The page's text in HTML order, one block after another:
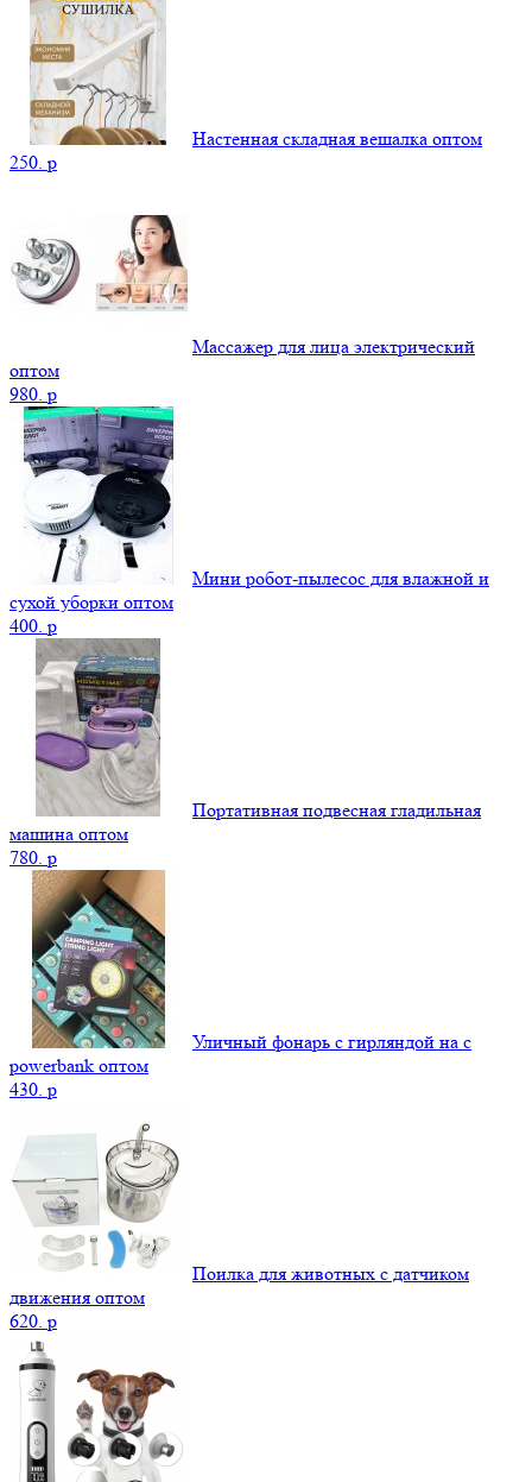
Настенная складная вешалка оптом
250. p
Массажер для лица электрический
оптом
980. p
Мини робот-пылесос для влажной и
сухой уборки оптом
400. p
Портативная подвесная гладильная
машина оптом
780. p
Уличный фонарь с гирляндой на с
powerbank оптом
430. p
Поилка для животных с датчиком
движения оптом
620. p